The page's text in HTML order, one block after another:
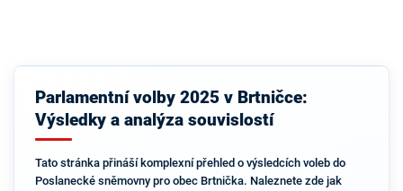
Parlamentní volby 2025 v Brtničce:
Výsledky a analýza souvislostí
Tato stránka přináší komplexní přehled o výsledcích voleb do
Poslanecké sněmovny pro obec Brtnička. Naleznete zde jak